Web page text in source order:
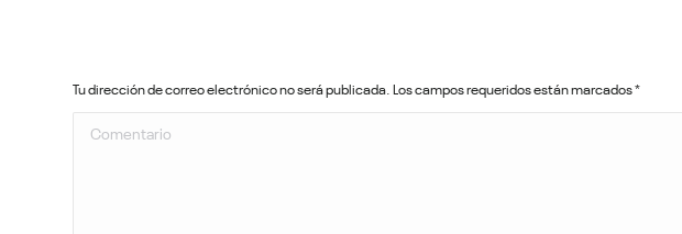
Tu dirección de correo electrónico no será publicada. Los campos requeridos están marcados*
Comentario